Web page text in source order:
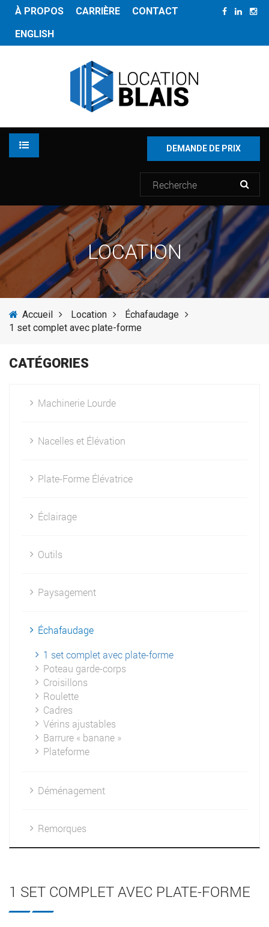
À PROPOS CARRIÈRE
CONTACT
ENGLISH
LOCATION
INVENTAIRE
SERVICES
ACTUALITÉS
FOURNISSEURS
DEMANDE DE PRIX
LOCATION
Accueil Location
Échafaudage
1 set complet avec plate-forme
CATÉGORIES
Machinerie Lourde
Nacelles et Élévation
Plate-Forme Élévatrice
Éclairage
Outils
Paysagement
Échafaudage
1 set complet avec plate-forme
Poteau garde-corps
Croisillons
Roulette
Cadres
Vérins ajustables
Barrure « banane »
Plateforme
Déménagement
Remorques
1 SET COMPLET AVEC PLATE-FORME